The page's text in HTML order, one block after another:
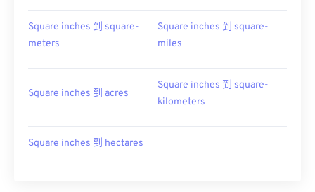
Square inches 到 square-
meters
Square inches 到 square-
miles
Square inches 到 acres
Square inches 到 square-
kilometers
Square inches 到 hectares